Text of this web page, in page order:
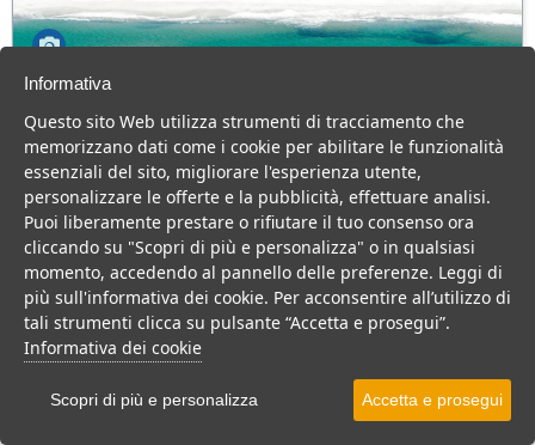
Campania > Cilento > Ascea > Ascea Marina
230 Camere
Villaggio 4 stelle sul mare, ottima cucina, animazione top e tanto
divertimento per tutta la famiglia.
Villaggio Resort
VEDI SU MAPPA
Informativa
Questo sito Web utilizza strumenti di tracciamento che
memorizzano dati come i cookie per abilitare le funzionalità
essenziali del sito, migliorare l'esperienza utente,
personalizzare le offerte e la pubblicità, effettuare analisi.
Puoi liberamente prestare o rifiutare il tuo consenso ora
cliccando su "Scopri di più e personalizza" o in qualsiasi
momento, accedendo al pannello delle preferenze. Leggi di
più sull'informativa dei cookie. Per acconsentire all’utilizzo di
tali strumenti clicca su pulsante “Accetta e prosegui”.
Informativa dei cookie
Scopri di più e personalizza Accetta e prosegui